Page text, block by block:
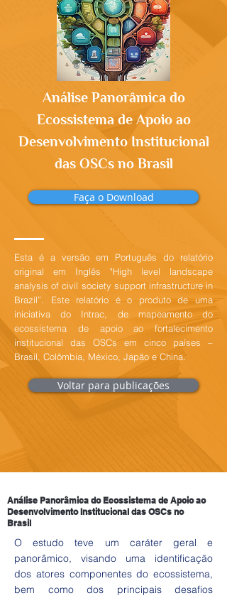
Análise Panorâmica do
Ecossistema de Apoio ao
Desenvolvimento Institucional
das OSCs no Brasil
Faça o Download
Esta é a versão em Português do relatório
original em Inglês "High level landscape
analysis of civil society support infrastructure in
Brazil”. Este relatório é o produto de uma
iniciativa do Intrac, de mapeamento do
ecossistema de apoio ao fortalecimento
institucional das OSCs em cinco países –
Brasil, Colômbia, México, Japão e China.
Voltar para publicações
Análise Panorâmica do Ecossistema de Apoio ao
Desenvolvimento Institucional das OSCs no
Brasil
O estudo teve um caráter geral e
panorâmico, visando uma identificação
dos atores componentes do ecossistema,
bem como dos principais desafios